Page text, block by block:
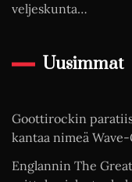
veljeskunta…
Uusimmat
Goottirockin
kantaa nimeä
Englannin The